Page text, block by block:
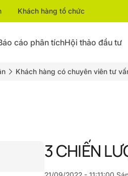
Khách hàng tổ chức
cáo phân tíchHội thảo đầu tư
Khách hàng có chuyên viên tư
3 CHIẾN